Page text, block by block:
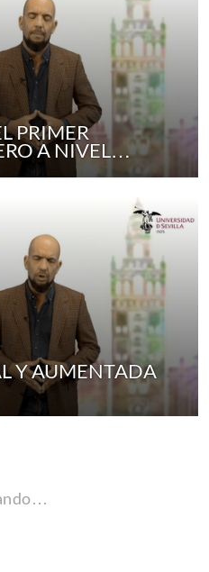
PRIMER
A NIVEL…
Y AUMENTADA